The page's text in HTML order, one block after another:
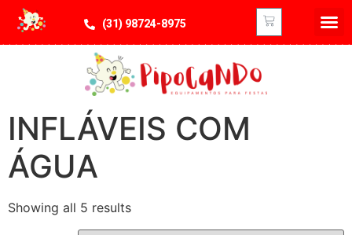
(31) 98724-8975
INFLÁVEIS COM
ÁGUA
Showing all 5 results